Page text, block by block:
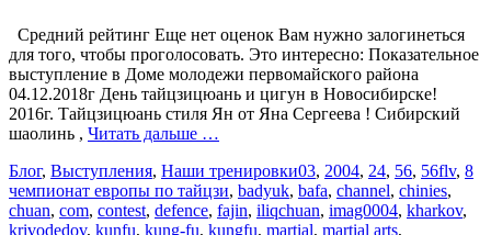
Средний рейтинг Еще нет оценок Вам нужно залогинеться
для того, чтобы проголосовать. Это интересно: Показательное
выступление в Доме молодежи первомайского района
04.12.2018г День тайцзицюань и цигун в Новосибирске!
2016г. Тайцзицюань стиля Ян от Яна Сергеева ! Cибирский
шаолинь , Читать дальше …
Блог, Выступления, Наши тренировки03, 2004, 24, 56, 56flv, 8
чемпионат европы по тайцзи, badyuk, bafa, channel, chinies,
chuan, com, contest, defence, fajin, iliqchuan, imag0004, kharkov,
krivodedov, kunfu, kung-fu, kungfu, martial, martial arts,